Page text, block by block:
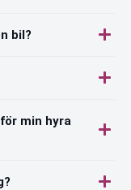
bil?
min hyra